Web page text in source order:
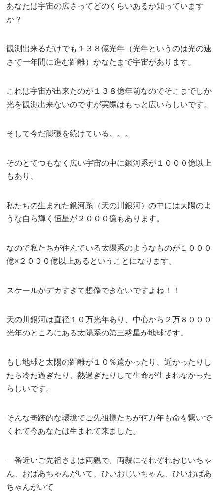
あなたは宇宙の広さってどのくらいあるか知っています
か？
観測出来るだけでも１３８億光年（光年というのは光の速
さで一年間に進む距離）かなたまで宇宙があります。
これは宇宙が出来たのが１３８億年前なのでそこまでしか
光を観測出来ないのですが実際はもっと広いらしいです。
そして今だ膨張を続けている。。。
そのとてつもなく広い宇宙の中に銀河系が１０００億以上
もあり、
私たちの生まれた銀河系（天の川銀河）の中には太陽のよ
うな自ら輝く恒星が２０００億もあります。
なので私たちが住んでいる太陽系のようなものが１０００
億×２０００億以上あるということになります。
スケールがデカすぎて想像できないですよね！！
天の川銀河は直径１０万光年あり、中心から２万８０００
光年のところにある太陽系の第三惑星が地球です。
もし地球と太陽の距離が１０％遠かったり、近かったりし
たら冷た過ぎたり、熱過ぎたりして生命が生まれなかった
らしいです。
そんな奇跡的な環境でご先祖様たちが何万年も命を繋いで
くれて今あなたは生まれて来ました。
一番近いご先祖さまは両親で、両親にそれぞれおじいちゃ
ん、おばあちゃんがいて、ひいおじいちゃん、ひいおばあ
ちゃんがいて